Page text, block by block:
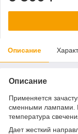
Описание
Описание
Применяется
сменными лампами.
температура
Дает жесткий